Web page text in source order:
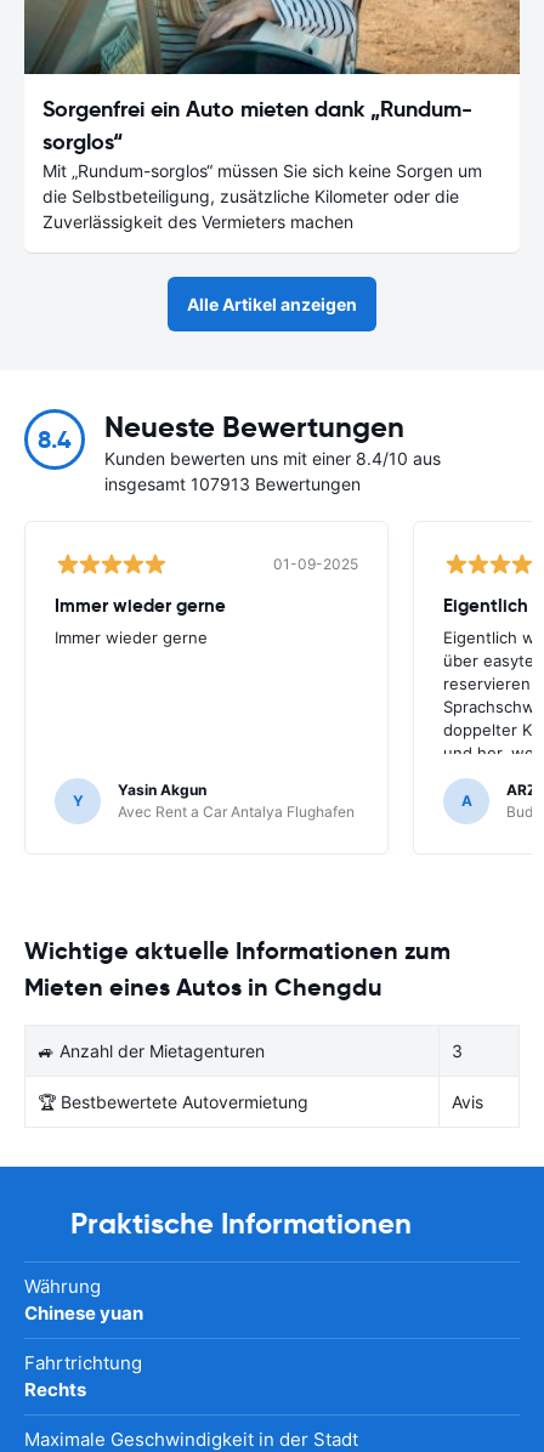
Sorgenfrei ein Auto mieten dank „Rundum-
sorglos“
Mit „Rundum-sorglos“ müssen Sie sich keine Sorgen um
die Selbstbeteiligung, zusätzliche Kilometer oder die
Zuverlässigkeit des Vermieters machen
Alle Artikel anzeigen
8.4 Neueste Bewertungen
Kunden bewerten uns mit einer 8.4/10 aus
insgesamt 107913 Bewertungen
01-09-2025
Immer wieder gerne
Immer wieder gerne
Y
Yasin Akgun
Avec Rent a Car Antalya Flughafen
Eigentlich
Eigentlich
über
reservieren.
doppelter
und her,
ich
weil die
A
Wichtige aktuelle Informationen zum
Mieten eines Autos in Chengdu
🚙 Anzahl der Mietagenturen 3
🏆 Bestbewertete Autovermietung Avis
Praktische Informationen
Währung
Chinese yuan
Fahrtrichtung
Rechts
Maximale Geschwindigkeit in der Stadt